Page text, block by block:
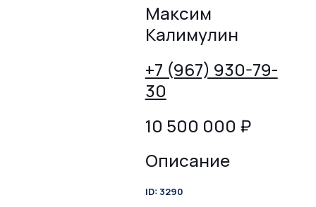
Максим
Калимулин
+7 (967) 930-79-
30
10 500 000 ₽
Описание
ID: 3290